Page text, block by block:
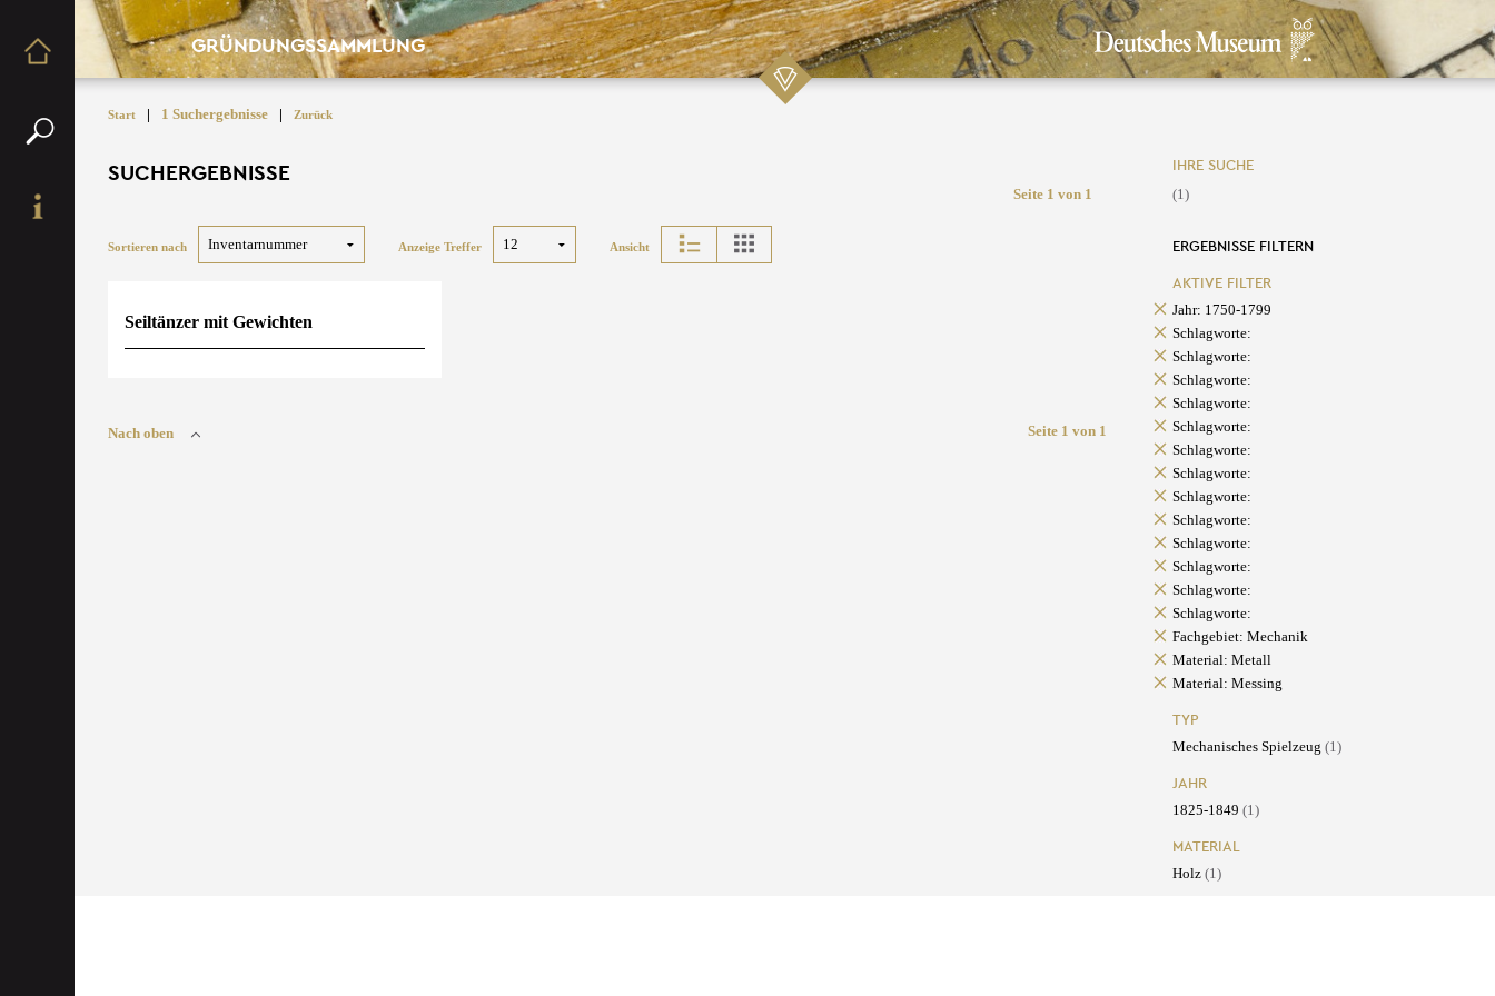
GRÜNDUNGSSAMMLUNG
Start | 1 Suchergebnisse | Zurück
SUCHERGEBNISSE
Seite 1 von 1
Sortieren nach Anzeige Treffer Ansicht
Seiltänzer mit Gewichten
Nach oben Seite 1 von 1
IHRE SUCHE
(1)
ERGEBNISSE FILTERN
AKTIVE FILTER
Jahr: 1750-1799
Schlagworte:
Schlagworte:
Schlagworte:
Schlagworte:
Schlagworte:
Schlagworte:
Schlagworte:
Schlagworte:
Schlagworte:
Schlagworte:
Schlagworte:
Schlagworte:
Schlagworte:
Fachgebiet: Mechanik
Material: Metall
Material: Messing
TYP
Mechanisches Spielzeug (1)
JAHR
1825-1849 (1)
MATERIAL
Holz (1)